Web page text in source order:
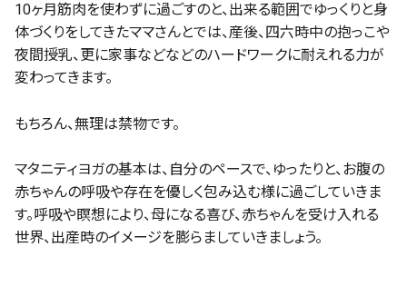
10ヶ月筋肉を使わずに過ごすのと、出来る範囲でゆっくりと身
体づくりをしてきたママさんとでは、産後、四六時中の抱っこや
夜間授乳、更に家事などなどのハードワークに耐えれる力が
変わってきます。
もちろん、無理は禁物です。
マタニティヨガの基本は、自分のペースで、ゆったりと、お腹の
赤ちゃんの呼吸や存在を優しく包み込む様に過ごしていきま
す。呼吸や瞑想により、母になる喜び、赤ちゃんを受け入れる
世界、出産時のイメージを膨らましていきましょう。